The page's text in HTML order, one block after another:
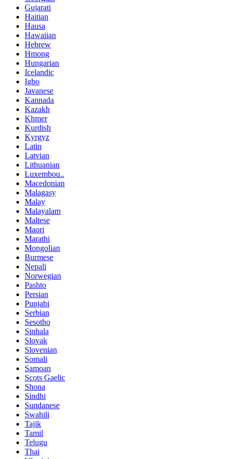
Gujarati
Haitian
Hausa
Hawaiian
Hebrew
Hmong
Hungarian
Icelandic
Igbo
Javanese
Kannada
Kazakh
Khmer
Kurdish
Kyrgyz
Latin
Latvian
Lithuanian
Luxembou..
Macedonian
Malagasy
Malay
Malayalam
Maltese
Maori
Marathi
Mongolian
Burmese
Nepali
Norwegian
Pashto
Persian
Punjabi
Serbian
Sesotho
Sinhala
Slovak
Slovenian
Somali
Samoan
Scots Gaelic
Shona
Sindhi
Sundanese
Swahili
Tajik
Tamil
Telugu
Thai